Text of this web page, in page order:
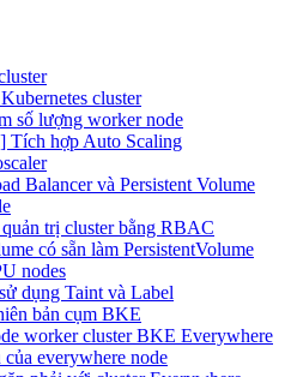
cluster
số lượng worker node
Tích hợp Auto Scaling
Balancer và Persistent Volume
trị cluster bằng RBAC
có sẵn làm PersistentVolume
nodes
dụng Taint và Label
bản cụm BKE
worker cluster BKE Everywhere
của everywhere node